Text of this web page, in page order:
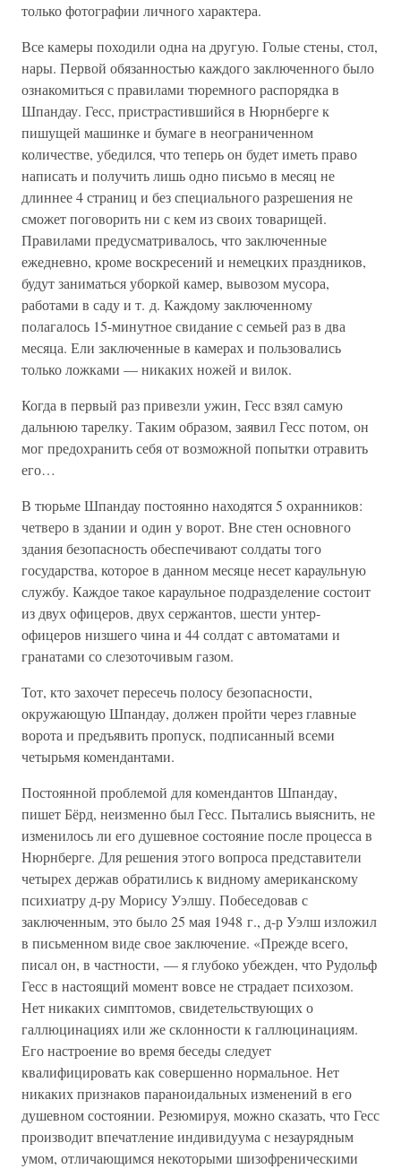
только фотографии личного характера.
Все камеры походили одна на другую. Голые стены, стол,
нары. Первой обязанностью каждого заключенного было
ознакомиться с правилами тюремного распорядка в
Шпандау. Гесс, пристрастившийся в Нюрнберге к
пишущей машинке и бумаге в неограниченном
количестве, убедился, что теперь он будет иметь право
написать и получить лишь одно письмо в месяц не
длиннее 4 страниц и без специального разрешения не
сможет поговорить ни с кем из своих товарищей.
Правилами предусматривалось, что заключенные
ежедневно, кроме воскресений и немецких праздников,
будут заниматься уборкой камер, вывозом мусора,
работами в саду и т. д. Каждому заключенному
полагалось 15-минутное свидание с семьей раз в два
месяца. Ели заключенные в камерах и пользовались
только ложками — никаких ножей и вилок.
Когда в первый раз привезли ужин, Гесс взял самую
дальнюю тарелку. Таким образом, заявил Гесс потом, он
мог предохранить себя от возможной попытки отравить
его…
В тюрьме Шпандау постоянно находятся 5 охранников:
четверо в здании и один у ворот. Вне стен основного
здания безопасность обеспечивают солдаты того
государства, которое в данном месяце несет караульную
службу. Каждое такое караульное подразделение состоит
из двух офицеров, двух сержантов, шести унтер-
офицеров низшего чина и 44 солдат с автоматами и
гранатами со слезоточивым газом.
Тот, кто захочет пересечь полосу безопасности,
окружающую Шпандау, должен пройти через главные
ворота и предъявить пропуск, подписанный всеми
четырьмя комендантами.
Постоянной проблемой для комендантов Шпандау,
пишет Бёрд, неизменно был Гесс. Пытались выяснить, не
изменилось ли его душевное состояние после процесса в
Нюрнберге. Для решения этого вопроса представители
четырех держав обратились к видному американскому
психиатру д-ру Морису Уэлшу. Побеседовав с
заключенным, это было 25 мая 1948 г., д-р Уэлш изложил
в письменном виде свое заключение. «Прежде всего,
писал он, в частности, — я глубоко убежден, что Рудольф
Гесс в настоящий момент вовсе не страдает психозом.
Нет никаких симптомов, свидетельствующих о
галлюцинациях или же склонности к галлюцинациям.
Его настроение во время беседы следует
квалифицировать как совершенно нормальное. Нет
никаких признаков параноидальных изменений в его
душевном состоянии. Резюмируя, можно сказать, что Гесс
производит впечатление индивидуума с незаурядным
умом, отличающимся некоторыми шизофреническими